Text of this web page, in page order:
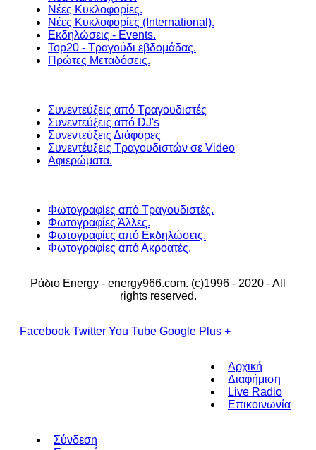
Νέες Κυκλοφορίες.
Νέες Κυκλοφορίες (International).
Εκδηλώσεις - Events.
Top20 - Τραγούδι εβδομάδας.
Πρώτες Μεταδόσεις.
Συνεντεύξεις από Τραγουδιστές
Συνεντεύξεις από DJ's
Συνεντεύξεις Διάφορες
Συνεντέυξεις Τραγουδιστών σε Video
Αφιερώματα.
Φωτογραφίες από Τραγουδιστές.
Φωτογραφίες Άλλες.
Φωτογραφίες από Εκδηλώσεις.
Φωτογραφίες από Ακροατές.
Ράδιο Energy - energy966.com. (c)1996 - 2020 - All
rights reserved.
Facebook Twitter You Tube Google Plus +
Αρχική
Διαφήμιση
Live Radio
Επικοινωνία
Σύνδεση